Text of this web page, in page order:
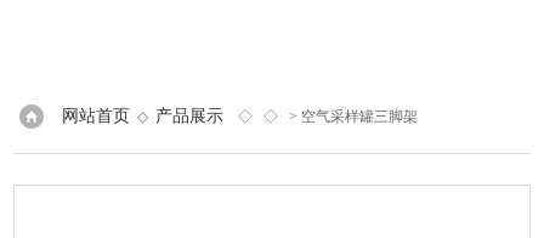
网站首页 ◇ 产品展示 ◇ ◇> 空气采样罐三脚架